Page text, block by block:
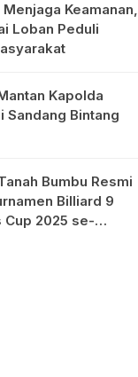
Menjaga Keamanan,
Loban Peduli
Kapolda
Sandang Bintang
Bumbu Resmi
Billiard 9
Cup 2025 se-